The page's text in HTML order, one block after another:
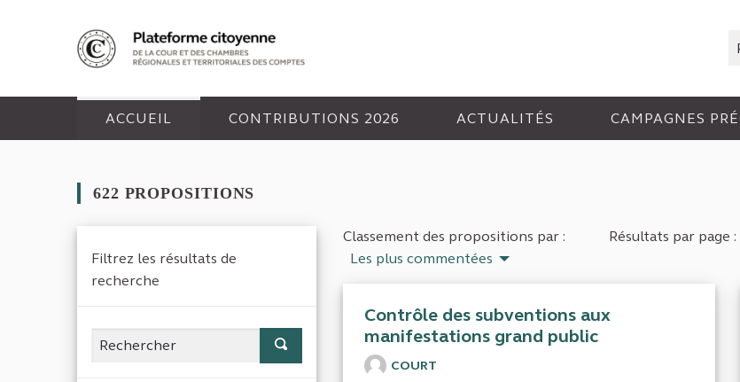
ACCUEIL CONTRIBUTIONS 2026 ACTUALITÉS CAMPAGNES
622 PROPOSITIONS
Filtrez les résultats de
recherche
Classement des propositions par :
Les plus commentées
Résultats par page :
Contrôle des subventions aux
manifestations grand public
COURT